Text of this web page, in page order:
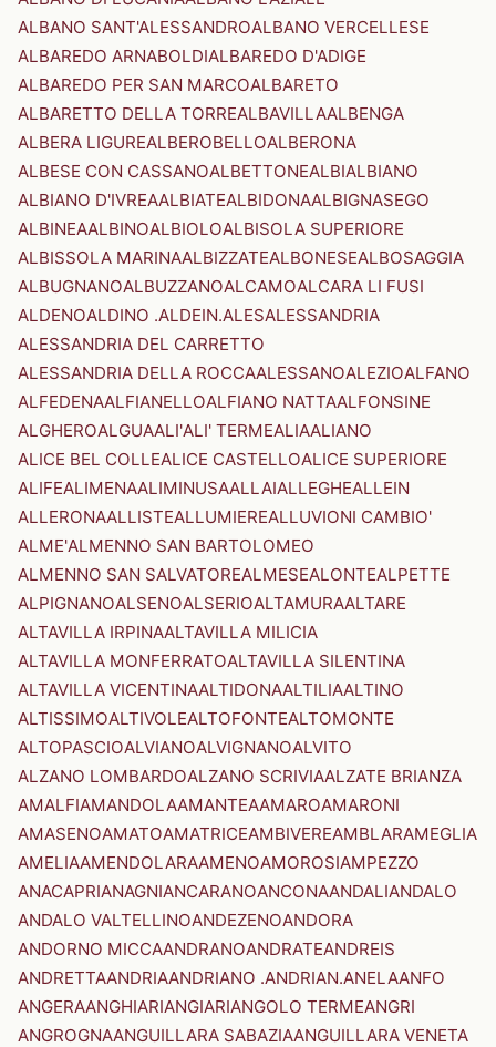
ALBANO SANT'ALESSANDROALBANO VERCELLESE
ALBAREDO ARNABOLDIALBAREDO D'ADIGE
ALBAREDO PER SAN MARCOALBARETO
ALBARETTO DELLA TORREALBAVILLAALBENGA
ALBERA LIGUREALBEROBELLOALBERONA
ALBESE CON CASSANOALBETTONEALBIALBIANO
ALBIANO D'IVREAALBIATEALBIDONAALBIGNASEGO
ALBINEAALBINOALBIOLOALBISOLA SUPERIORE
ALBISSOLA MARINAALBIZZATEALBONESEALBOSAGGIA
ALBUGNANOALBUZZANOALCAMOALCARA LI FUSI
ALDENOALDINO .ALDEIN.ALESALESSANDRIA
ALESSANDRIA DEL CARRETTO
ALESSANDRIA DELLA ROCCAALESSANOALEZIOALFANO
ALFEDENAALFIANELLOALFIANO NATTAALFONSINE
ALGHEROALGUAALI'ALI' TERMEALIAALIANO
ALICE BEL COLLEALICE CASTELLOALICE SUPERIORE
ALIFEALIMENAALIMINUSAALLAIALLEGHEALLEIN
ALLERONAALLISTEALLUMIEREALLUVIONI CAMBIO'
ALME'ALMENNO SAN BARTOLOMEO
ALMENNO SAN SALVATOREALMESEALONTEALPETTE
ALPIGNANOALSENOALSERIOALTAMURAALTARE
ALTAVILLA IRPINAALTAVILLA MILICIA
ALTAVILLA MONFERRATOALTAVILLA SILENTINA
ALTAVILLA VICENTINAALTIDONAALTILIAALTINO
ALTISSIMOALTIVOLEALTOFONTEALTOMONTE
ALTOPASCIOALVIANOALVIGNANOALVITO
ALZANO LOMBARDOALZANO SCRIVIAALZATE BRIANZA
AMALFIAMANDOLAAMANTEAAMAROAMARONI
AMASENOAMATOAMATRICEAMBIVEREAMBLARAMEGLIA
AMELIAAMENDOLARAAMENOAMOROSIAMPEZZO
ANACAPRIANAGNIANCARANOANCONAANDALIANDALO
ANDALO VALTELLINOANDEZENOANDORA
ANDORNO MICCAANDRANOANDRATEANDREIS
ANDRETTAANDRIAANDRIANO .ANDRIAN.ANELAANFO
ANGERAANGHIARIANGIARIANGOLO TERMEANGRI
ANGROGNAANGUILLARA SABAZIAANGUILLARA VENETA